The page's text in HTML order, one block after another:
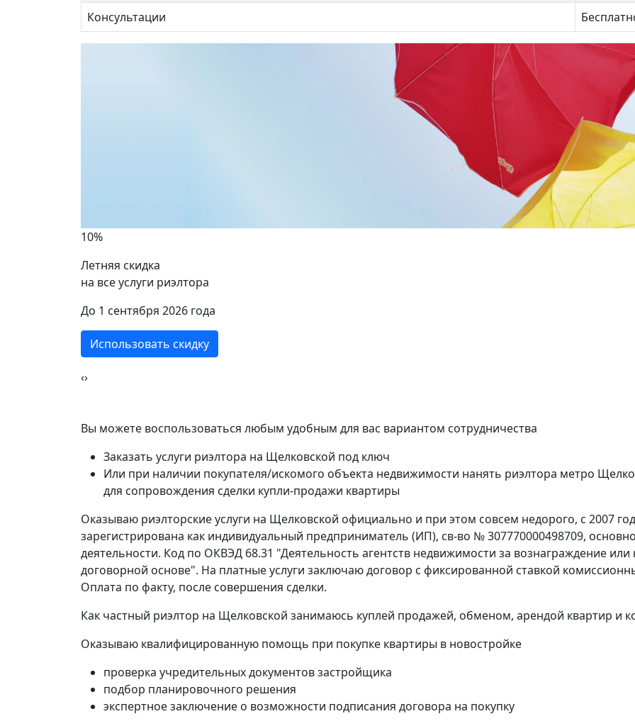
Консультации
10%
Летняя скидка
на все услуги риэлтора
До 1 сентября 2026 года
Использовать скидку
‹›
Вы можете воспользоваться любым удобным для вас вариантом сотрудничества
Заказать услуги риэлтора на Щелковской под ключ
Или при наличии покупателя/искомого объекта недвижимости нанять риэлтора метро
для сопровождения сделки купли-продажи квартиры
Оказываю риэлторские услуги на Щелковской официально и при этом совсем недорого, с 2007
зарегистрирована как индивидуальный предприниматель (ИП), св-во № 307770000498709,
деятельности. Код по ОКВЭД 68.31 "Деятельность агентств недвижимости за вознаграждение или
договорной основе". На платные услуги заключаю договор с фиксированной ставкой
Оплата по факту, после совершения сделки.
Как частный риэлтор на Щелковской занимаюсь куплей продажей, обменом, арендой квартир и
Оказываю квалифицированную помощь при покупке квартиры в новостройке
проверка учредительных документов застройщика
подбор планировочного решения
экспертное заключение о возможности подписания договора на покупку
13 000 000 ₽ 8 700 000 ₽
Бульвар Рокоссовского
2 комнат